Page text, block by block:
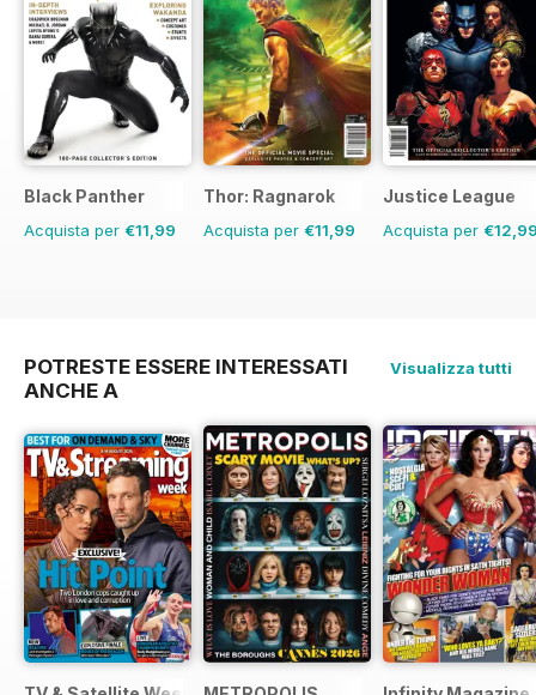
Black Panther
Acquista per €11,99
Thor: Ragnarok
Acquista per €11,99
Justice League
Acquista per
POTRESTE ESSERE INTERESSATI
ANCHE A
Visualizza tutti